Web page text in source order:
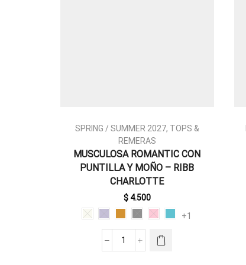
SPRING / SUMMER 2027, TOPS &
REMERAS
MUSCULOSA ROMANTIC CON
PUNTILLA Y MOÑO – RIBB
CHARLOTTE
$4.500
+1
MUSCULOSA
ESTE
PRODUCTO
TIENE
MÚLTIPLES
VARIANTES.
OPCIONES